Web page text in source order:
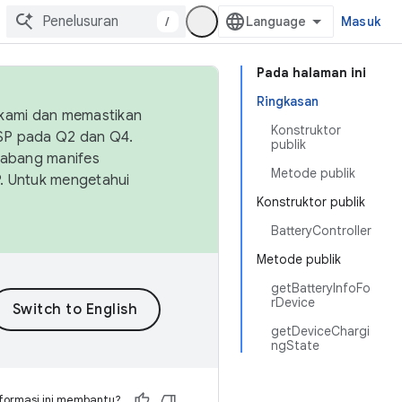
/ Masuk
Pada halaman ini
Ringkasan
Konstruktor
publik
Metode publik
Konstruktor publik
BatteryController
Metode publik
getBatteryInfoFo
rDevice
getDeviceChargi
ngState
dan memastikan
pada Q2 dan Q4.
manifes
Untuk mengetahui